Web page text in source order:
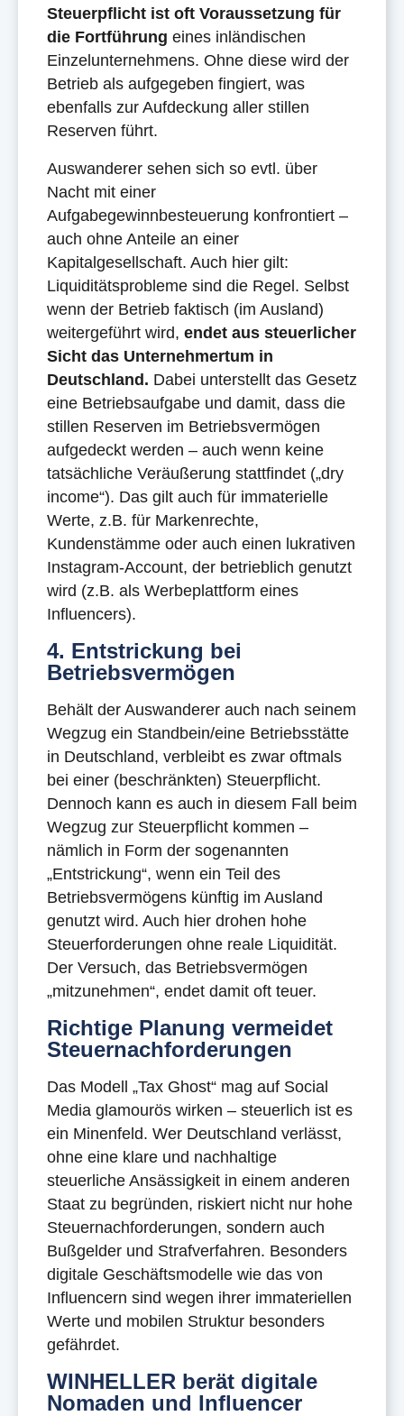
Steuerpflicht ist oft Voraussetzung für
die Fortführung eines inländischen
Einzelunternehmens. Ohne diese wird der
Betrieb als aufgegeben fingiert, was
ebenfalls zur Aufdeckung aller stillen
Reserven führt.
Auswanderer sehen sich so evtl. über
Nacht mit einer
Aufgabegewinnbesteuerung konfrontiert –
auch ohne Anteile an einer
Kapitalgesellschaft. Auch hier gilt:
Liquiditätsprobleme sind die Regel. Selbst
wenn der Betrieb faktisch (im Ausland)
weitergeführt wird, endet aus steuerlicher
Sicht das Unternehmertum in
Deutschland. Dabei unterstellt das Gesetz
eine Betriebsaufgabe und damit, dass die
stillen Reserven im Betriebsvermögen
aufgedeckt werden – auch wenn keine
tatsächliche Veräußerung stattfindet („dry
income“). Das gilt auch für immaterielle
Werte, z.B. für Markenrechte,
Kundenstämme oder auch einen lukrativen
Instagram-Account, der betrieblich genutzt
wird (z.B. als Werbeplattform eines
Influencers).
4. Entstrickung bei
Betriebsvermögen
Behält der Auswanderer auch nach seinem
Wegzug ein Standbein/eine Betriebsstätte
in Deutschland, verbleibt es zwar oftmals
bei einer (beschränkten) Steuerpflicht.
Dennoch kann es auch in diesem Fall beim
Wegzug zur Steuerpflicht kommen –
nämlich in Form der sogenannten
„Entstrickung“, wenn ein Teil des
Betriebsvermögens künftig im Ausland
genutzt wird. Auch hier drohen hohe
Steuerforderungen ohne reale Liquidität.
Der Versuch, das Betriebsvermögen
„mitzunehmen“, endet damit oft teuer.
Richtige Planung vermeidet
Steuernachforderungen
Das Modell „Tax Ghost“ mag auf Social
Media glamourös wirken – steuerlich ist es
ein Minenfeld. Wer Deutschland verlässt,
ohne eine klare und nachhaltige
steuerliche Ansässigkeit in einem anderen
Staat zu begründen, riskiert nicht nur hohe
Steuernachforderungen, sondern auch
Bußgelder und Strafverfahren. Besonders
digitale Geschäftsmodelle wie das von
Influencern sind wegen ihrer immateriellen
Werte und mobilen Struktur besonders
gefährdet.
WINHELLER berät digitale
Nomaden und Influencer